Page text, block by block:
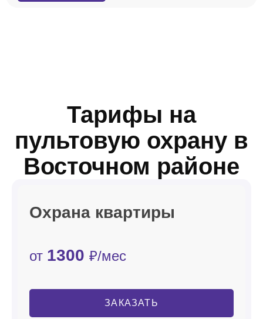
Тарифы на
пультовую охрану в
Восточном районе
Охрана квартиры
от 1300 ₽/мес
ЗАКАЗАТЬ